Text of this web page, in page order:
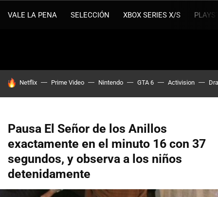
VALE LA PENA SELECCIÓN XBOX SERIES X/S
HOY SE HABLA DE
Netflix Prime Video Nintendo GTA 6 Activision
Pausa El Señor de los Anillos
exactamente en el minuto 16 con 37
segundos, y observa a los niños
detenidamente